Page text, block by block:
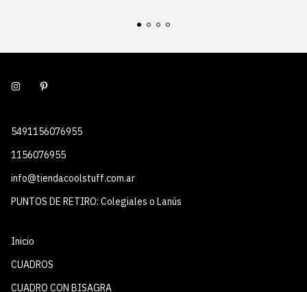
5491156076955
1156076955
info@tiendacoolstuff.com.ar
PUNTOS DE RETIRO: Colegiales o Lanús
Inicio
CUADROS
CUADRO CON BISAGRA